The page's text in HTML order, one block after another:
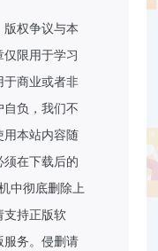
权争议与本
限用于学习
于商业或者非
负，我们不
用本站内容随
在下载后的
中彻底删除上
支持正版软
服务。侵删请